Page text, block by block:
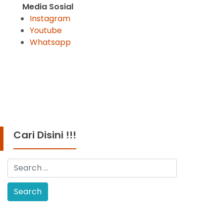
Media Sosial
Instagram
Youtube
Whatsapp
Cari Disini !!!